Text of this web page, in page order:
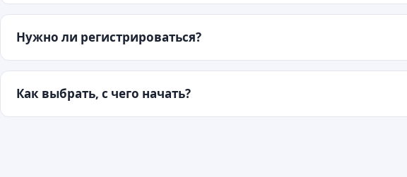
Нужно ли регистрироваться?
Как выбрать, с чего начать?